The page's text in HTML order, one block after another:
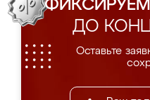
ДО
Оставьте